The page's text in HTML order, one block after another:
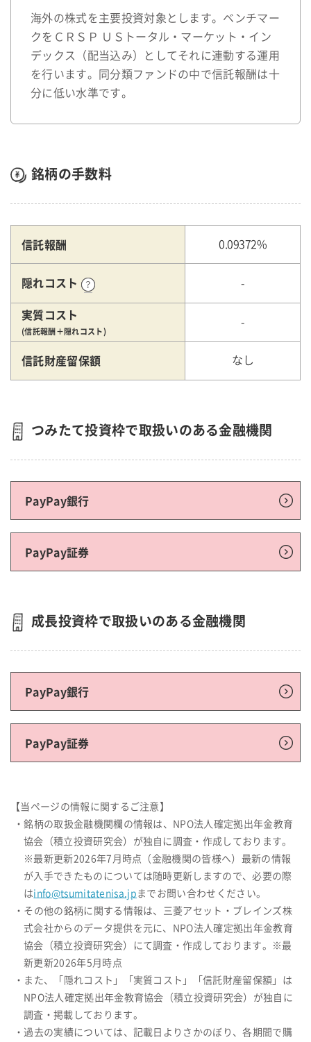
海外の株式を主要投資対象とします。ベンチマー
クをＣＲＳＰ ＵＳトータル・マーケット・イン
デックス（配当込み）としてそれに連動する運用
を行います。同分類ファンドの中で信託報酬は十
分に低い水準です。
銘柄の手数料
信託報酬 0.09372%
隠れコスト -
実質コスト
(信託報酬＋隠れコスト)
-
信託財産留保額 なし
つみたて投資枠で取扱いのある金融機関
PayPay銀行
PayPay証券
成長投資枠で取扱いのある金融機関
PayPay銀行
PayPay証券
【当ページの情報に関するご注意】
・銘柄の取扱金融機関欄の情報は、NPO法人確定拠出年金教育
協会（積立投資研究会）が独自に調査・作成しております。
※最新更新2026年7月時点（金融機関の皆様へ）最新の情報
が入手できたものについては随時更新しますので、必要の際
はinfo@tsumitatenisa.jp までお問い合わせください。
・その他の銘柄に関する情報は、三菱アセット・ブレインズ株
式会社からのデータ提供を元に、NPO法人確定拠出年金教育
協会（積立投資研究会）にて調査・作成しております。※最
新更新2026年5月時点
・また、「隠れコスト」「実質コスト」「信託財産留保額」は
NPO法人確定拠出年金教育協会（積立投資研究会）が独自に
調査・掲載しております。
・過去の実績については、記載日よりさかのぼり、各期間で購